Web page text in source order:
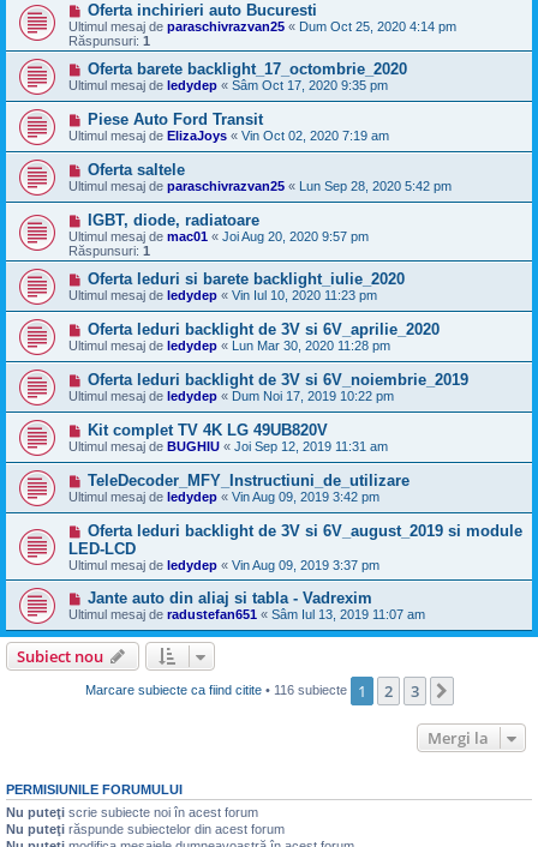
Oferta inchirieri auto Bucuresti
Ultimul mesaj de paraschivrazvan25 « Dum Oct 25, 2020 4:14 pm
Răspunsuri: 1
Oferta barete backlight_17_octombrie_2020
Ultimul mesaj de ledydep « Sâm Oct 17, 2020 9:35 pm
Piese Auto Ford Transit
Ultimul mesaj de ElizaJoys « Vin Oct 02, 2020 7:19 am
Oferta saltele
Ultimul mesaj de paraschivrazvan25 « Lun Sep 28, 2020 5:42 pm
IGBT, diode, radiatoare
Ultimul mesaj de mac01 « Joi Aug 20, 2020 9:57 pm
Răspunsuri: 1
Oferta leduri si barete backlight_iulie_2020
Ultimul mesaj de ledydep « Vin Iul 10, 2020 11:23 pm
Oferta leduri backlight de 3V si 6V_aprilie_2020
Ultimul mesaj de ledydep « Lun Mar 30, 2020 11:28 pm
Oferta leduri backlight de 3V si 6V_noiembrie_2019
Ultimul mesaj de ledydep « Dum Noi 17, 2019 10:22 pm
Kit complet TV 4K LG 49UB820V
Ultimul mesaj de BUGHIU « Joi Sep 12, 2019 11:31 am
TeleDecoder_MFY_Instructiuni_de_utilizare
Ultimul mesaj de ledydep « Vin Aug 09, 2019 3:42 pm
Oferta leduri backlight de 3V si 6V_august_2019 si module
LED-LCD
Ultimul mesaj de ledydep « Vin Aug 09, 2019 3:37 pm
Jante auto din aliaj si tabla - Vadrexim
Ultimul mesaj de radustefan651 « Sâm Iul 13, 2019 11:07 am
Subiect nou
Marcare subiecte ca fiind citite• 116 subiecte 1 2 3
Mergi la
PERMISIUNILE FORUMULUI
Nu puteţi scrie subiecte noi în acest forum
Nu puteţi răspunde subiectelor din acest forum